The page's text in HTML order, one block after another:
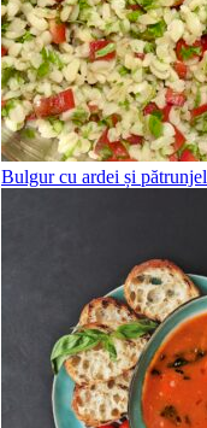
Bulgur cu ardei și pătrunjel